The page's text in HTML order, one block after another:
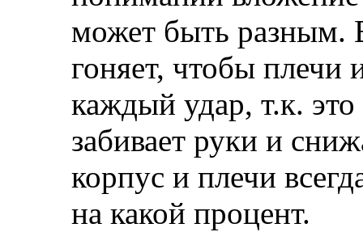
может быть разным.
гоняет, чтобы плечи
каждый удар, т.к.
забивает руки и
корпус и плечи
на какой процент.